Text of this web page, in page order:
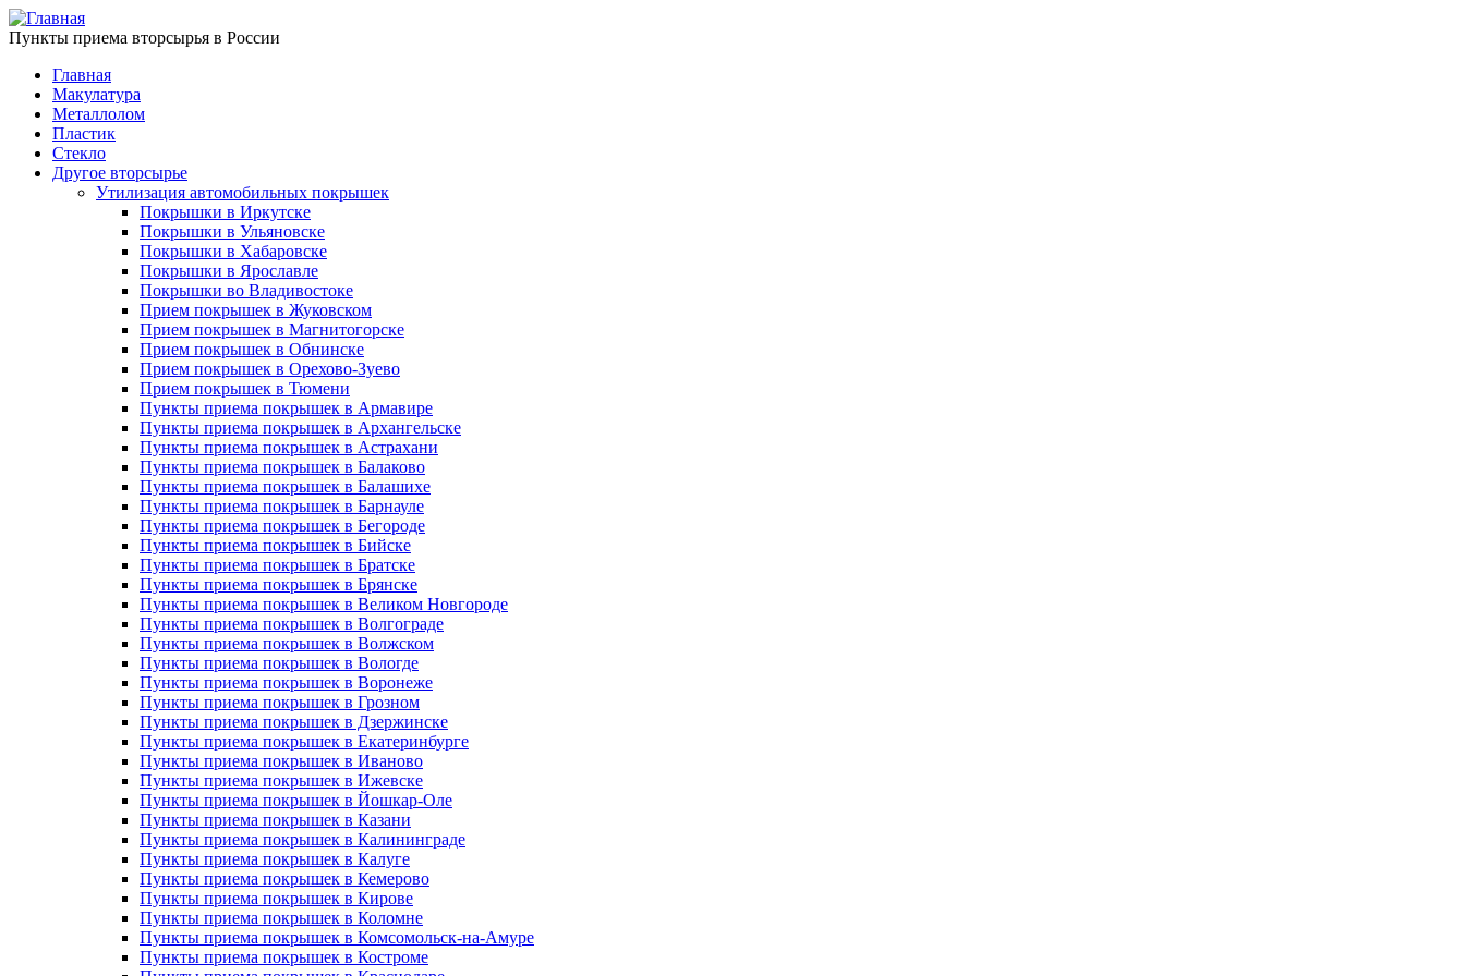
Пункты приема вторсырья в России
Главная
Макулатура
Металлолом
Пластик
Стекло
Другое вторсырье
Утилизация автомобильных покрышек
Покрышки в Иркутске
Покрышки в Ульяновске
Покрышки в Хабаровске
Покрышки в Ярославле
Покрышки во Владивостоке
Прием покрышек в Жуковском
Прием покрышек в Магнитогорске
Прием покрышек в Обнинске
Прием покрышек в Орехово-Зуево
Прием покрышек в Тюмени
Пункты приема покрышек в Армавире
Пункты приема покрышек в Архангельске
Пункты приема покрышек в Астрахани
Пункты приема покрышек в Балаково
Пункты приема покрышек в Балашихе
Пункты приема покрышек в Барнауле
Пункты приема покрышек в Бегороде
Пункты приема покрышек в Бийске
Пункты приема покрышек в Братске
Пункты приема покрышек в Брянске
Пункты приема покрышек в Великом Новгороде
Пункты приема покрышек в Волгограде
Пункты приема покрышек в Волжском
Пункты приема покрышек в Вологде
Пункты приема покрышек в Воронеже
Пункты приема покрышек в Грозном
Пункты приема покрышек в Дзержинске
Пункты приема покрышек в Екатеринбурге
Пункты приема покрышек в Иваново
Пункты приема покрышек в Ижевске
Пункты приема покрышек в Йошкар-Оле
Пункты приема покрышек в Казани
Пункты приема покрышек в Калининграде
Пункты приема покрышек в Калуге
Пункты приема покрышек в Кемерово
Пункты приема покрышек в Кирове
Пункты приема покрышек в Коломне
Пункты приема покрышек в Комсомольск-на-Амуре
Пункты приема покрышек в Костроме